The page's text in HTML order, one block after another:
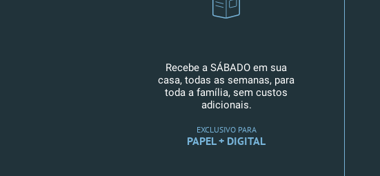
Recebe a SÁBADO em sua
casa, todas as semanas, para
toda a família, sem custos
adicionais.
EXCLUSIVO PARA
PAPEL + DIGITAL